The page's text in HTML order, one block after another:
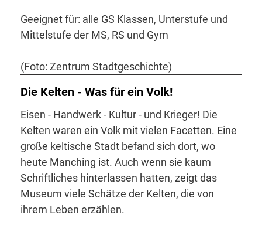
Geeignet für: alle GS Klassen, Unterstufe und
Mittelstufe der MS, RS und Gym
(Foto: Zentrum Stadtgeschichte)
Die Kelten - Was für ein Volk!
Eisen - Handwerk - Kultur - und Krieger! Die
Kelten waren ein Volk mit vielen Facetten. Eine
große keltische Stadt befand sich dort, wo
heute Manching ist. Auch wenn sie kaum
Schriftliches hinterlassen hatten, zeigt das
Museum viele Schätze der Kelten, die von
ihrem Leben erzählen.